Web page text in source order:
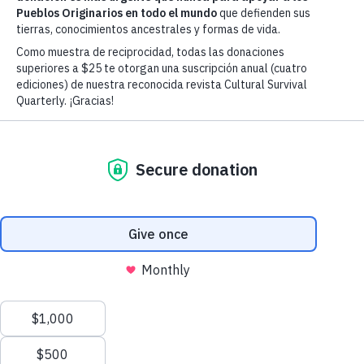
50-2: Caminos hacia la sanación:
soberanía Indígena, conocimiento